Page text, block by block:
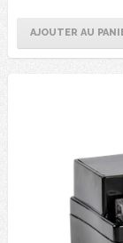
AJOUTER AU